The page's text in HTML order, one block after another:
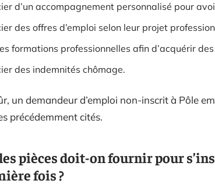
d’un accompagnement personnalisé pour
des offres d’emploi selon leur projet
formations professionnelles afin d’acquérir
des indemnités chômage.
un demandeur d’emploi non-inscrit à Pôle
précédemment cités.
pièces doit-on fournir pour
fois ?